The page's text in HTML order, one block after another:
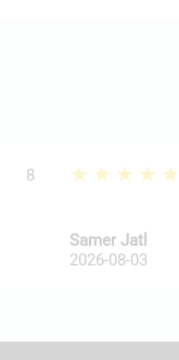
8 ★★★★★
Samer Jatl
2026-08-03